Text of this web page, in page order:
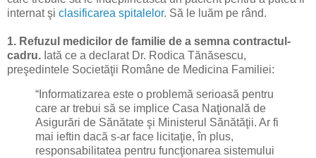
internat şi clasificarea spitalelor. Să le luăm pe rând.
1. Refuzul medicilor de familie de a semna contractul-
cadru. Iată ce a declarat Dr. Rodica Tănăsescu,
preşedintele Societăţii Române de Medicina Familiei:
“Informatizarea este o problemă serioasă pentru
care ar trebui să se implice Casa Naţională de
Asigurări de Sănătate şi Ministerul Sănătăţii. Ar fi
mai ieftin dacă s-ar face licitaţie, în plus,
responsabilitatea pentru funcţionarea sistemului